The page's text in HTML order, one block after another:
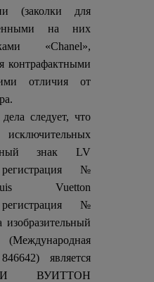
(заколки для
на них
«Chanel»,
контрафактными
отличия от
следует, что
исключительных
знак LV
№
Vuetton
№
является
ВУИТТОН